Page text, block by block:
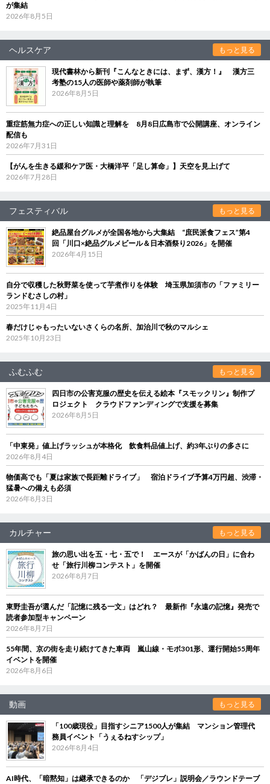
が集結
2026年8月5日
ヘルスケア もっと見る
現代書林から新刊『こんなときには、まず、漢方！』 漢方三
考塾の15人の医師や薬剤師が執筆
2026年8月5日
重症筋無力症への正しい知識と理解を 8月8日広島市で公開講座、オンライン
配信も
2026年7月31日
【がんを生きる緩和ケア医・大橋洋平「足し算命」】天空を見上げて
2026年7月28日
フェスティバル もっと見る
絶品屋台グルメが全国各地から大集結 “庶民派食フェス”第4
回「川口×絶品グルメビール＆日本酒祭り2026」を開催
2026年4月15日
自分で収穫した秋野菜を使って芋煮作りを体験 埼玉県加須市の「ファミリー
ランドむさしの村」
2025年11月4日
春だけじゃもったいないさくらの名所、加治川で秋のマルシェ
2025年10月23日
ふむふむ もっと見る
四日市の公害克服の歴史を伝える絵本『スモックリン』制作プ
ロジェクト クラウドファンディングで支援を募集
2026年8月5日
「中東発」値上げラッシュが本格化 飲食料品値上げ、約3年ぶりの多さに
2026年8月4日
物価高でも「夏は家族で長距離ドライブ」 宿泊ドライブ予算4万円超、渋滞・
猛暑への備えも必須
2026年8月3日
カルチャー もっと見る
旅の思い出を五・七・五で！ エースが「かばんの日」に合わ
せ「旅行川柳コンテスト」を開催
2026年8月7日
東野圭吾が選んだ「記憶に残る一文」はどれ？ 最新作『永遠の記憶』発売で
読者参加型キャンペーン
2026年8月7日
55年間、京の街を走り続けてきた車両 嵐山線・モボ301形、運行開始55周年
イベントを開催
2026年8月6日
動画 もっと見る
「100歳現役」目指すシニア1500人が集結 マンション管理代
務員イベント「うぇるねすシップ」
2026年8月4日
AI時代、「暗黙知」は継承できるのか 「デジブレ」説明会／ラウンドテーブ